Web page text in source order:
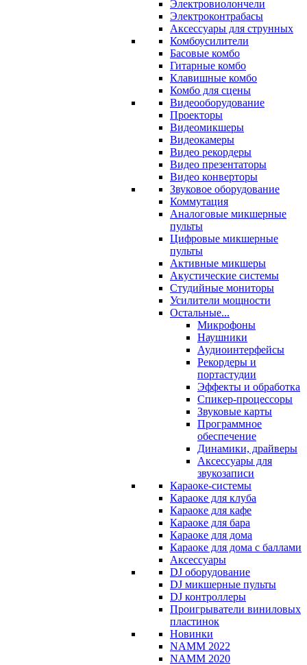
Электровиолончели
Электроконтрабасы
Аксессуары для струнных
Комбоусилители
Басовые комбо
Гитарные комбо
Клавишные комбо
Комбо для сцены
Видеооборудование
Проекторы
Видеомикшеры
Видеокамеры
Видео рекордеры
Видео презентаторы
Видео конверторы
Звуковое оборудование
Коммутация
Аналоговые микшерные
пульты
Цифровые микшерные
пульты
Активные микшеры
Акустические системы
Студийные мониторы
Усилители мощности
Остальные...
Микрофоны
Наушники
Аудиоинтерфейсы
Рекордеры и
портастудии
Эффекты и обработка
Спикер-процессоры
Звуковые карты
Программное
обеспечение
Динамики, драйверы
Аксессуары для
звукозаписи
Караоке-системы
Караоке для клуба
Караоке для кафе
Караоке для бара
Караоке для дома
Караоке для дома с баллами
Аксессуары
DJ оборудование
DJ микшерные пульты
DJ контроллеры
Проигрыватели виниловых
пластинок
Новинки
NAMM 2022
NAMM 2020